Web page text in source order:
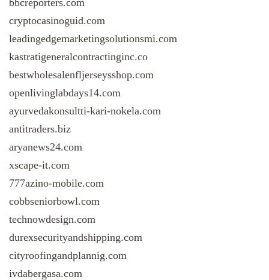
cryptocasinoguid.com
leadingedgemarketingsolutionsmi.com
kastratigeneralcontractinginc.co
bestwholesalenfljerseysshop.com
openlivinglabdays14.com
ayurvedakonsultti-kari-nokela.com
antitraders.biz
aryanews24.com
xscape-it.com
777azino-mobile.com
cobbseniorbowl.com
technowdesign.com
durexsecurityandshipping.com
cityroofingandplannig.com
ivdabergasa.com